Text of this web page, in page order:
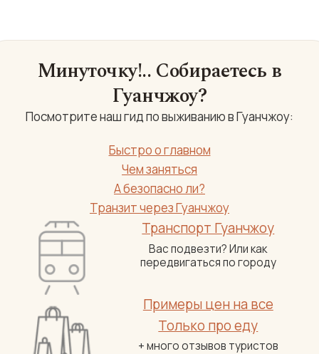
Минуточку!.. Собираетесь в
Гуанчжоу?
Посмотрите наш гид по выживанию в Гуанчжоу:
Быстро о главном
Чем заняться
А безопасно ли?
Транзит через Гуанчжоу
Транспорт Гуанчжоу
Вас подвезти? Или как
передвигаться по городу
Примеры цен на все
Только про еду
+ много отзывов туристов